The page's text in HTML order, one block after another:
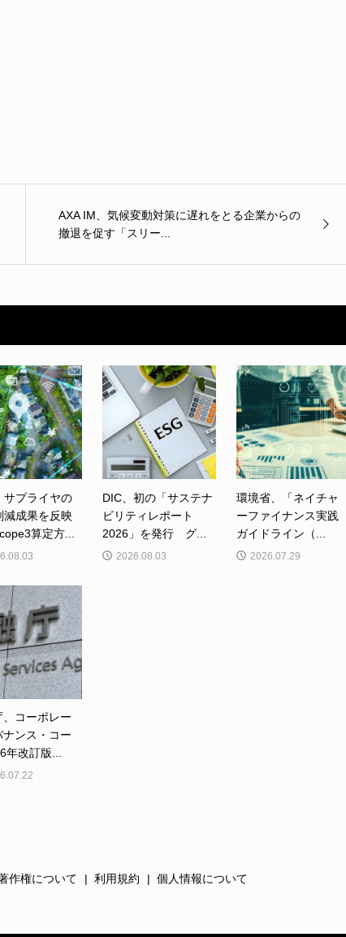
AXA IM、気候変動対策に遅れをとる企業からの
撤退を促す「スリー...
サプライヤの
減成果を反映
算定方...
DIC、初の「サステナ
ビリティレポート
2026」を発行 グ...
2026.08.03
環境省、「ネイチャ
ーファイナンス実践
ガイドライン（...
2026.07.29
、コーポレー
ナンス・コー
年改訂版...
作権について 利用規約 個人情報について